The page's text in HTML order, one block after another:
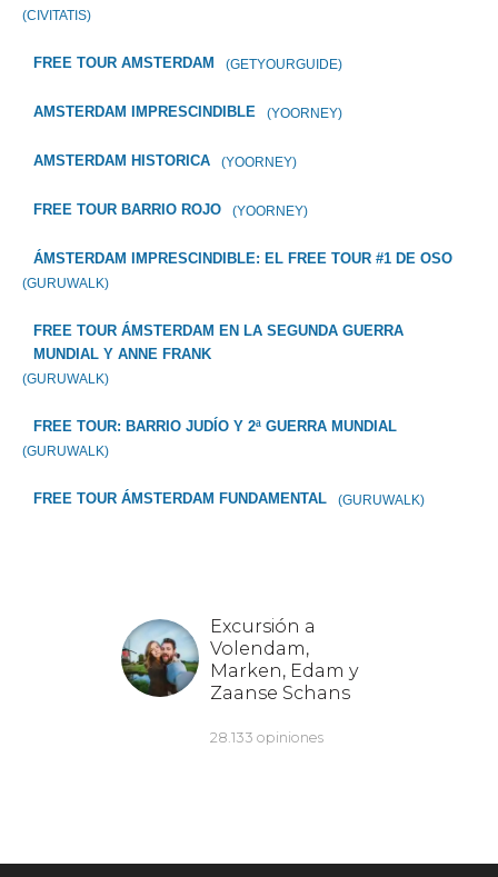
(CIVITATIS)
FREE TOUR AMSTERDAM (GETYOURGUIDE)
AMSTERDAM IMPRESCINDIBLE (YOORNEY)
AMSTERDAM HISTORICA (YOORNEY)
FREE TOUR BARRIO ROJO (YOORNEY)
ÁMSTERDAM IMPRESCINDIBLE: EL FREE TOUR #1 DE OSO
(GURUWALK)
FREE TOUR ÁMSTERDAM EN LA SEGUNDA GUERRA
MUNDIAL Y ANNE FRANK
(GURUWALK)
FREE TOUR: BARRIO JUDÍO Y 2ª GUERRA MUNDIAL
(GURUWALK)
FREE TOUR ÁMSTERDAM FUNDAMENTAL (GURUWALK)